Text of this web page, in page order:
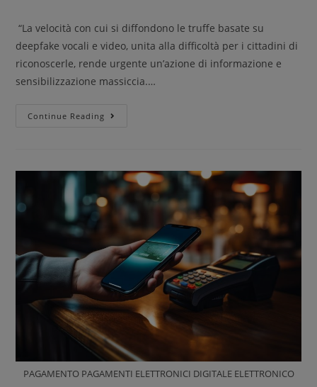
“La velocità con cui si diffondono le truffe basate su
deepfake vocali e video, unita alla difficoltà per i cittadini di
riconoscerle, rende urgente un’azione di informazione e
sensibilizzazione massiccia.…
Continue Reading
PAGAMENTO PAGAMENTI ELETTRONICI DIGITALE ELETTRONICO